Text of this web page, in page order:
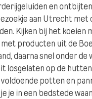
en
aan Utrecht
Kijken bij het koeien
met producten uit de
daarna snel onder de
op de
potten en
je in een bedstede